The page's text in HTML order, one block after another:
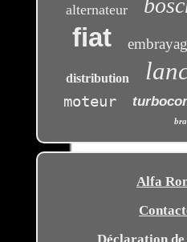
alternateur
fiat
distribution
moteur
Alfa
Déclaration